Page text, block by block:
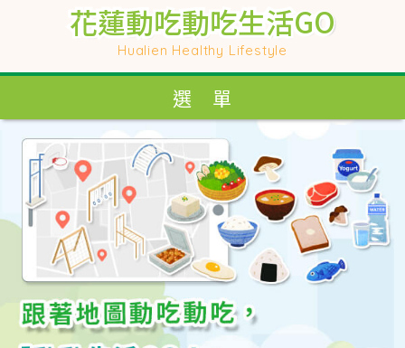
花蓮動吃動吃生活GO
Hualien Healthy Lifestyle
花蓮動吃動吃生活GO
選 單
花蓮動吃動吃生活GO
Hualien Healthy Lifestyle
花蓮動吃動吃生活GO
選 單